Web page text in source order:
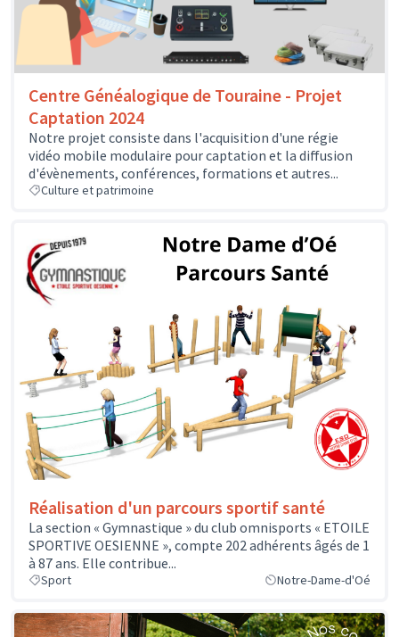
Centre Généalogique de Touraine - Projet
Captation 2024
Notre projet consiste dans l'acquisition d'une régie
vidéo mobile modulaire pour captation et la diffusion
d'évènements, conférences, formations et autres...
Culture et patrimoine
Réalisation d'un parcours sportif santé
La section « Gymnastique » du club omnisports « ETOILE
SPORTIVE OESIENNE », compte 202 adhérents âgés de 1
à 87 ans. Elle contribue...
Sport Notre-Dame-d'Oé